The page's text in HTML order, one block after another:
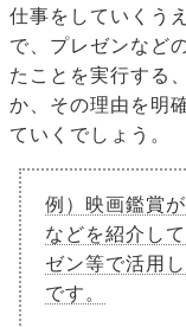
仕事をしていくう
で、プレゼンなど
たことを実行する
か、その理由を明
ていくでしょう。
例）映画鑑賞
などを紹介し
ゼン等で活用
です。